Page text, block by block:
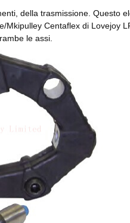
della trasmissione.
Centaflex di Lovejoy
le assi.